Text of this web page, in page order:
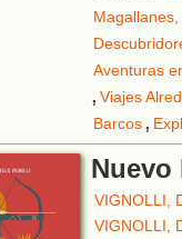
Aventuras
, Viajes
Barcos,
VIGNOLLI,
VIGNOLLI,